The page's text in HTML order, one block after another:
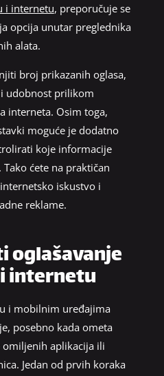
i internetu, preporučuje se
opcija unutar preglednika
alata.
broj prikazanih oglasa,
udobnost prilikom
interneta. Osim toga,
moguće je dodatno
koje informacije
ćete na praktičan
iskustvo i
reklame.
oglašavanje
internetu
i mobilnim uređajima
posebno kada ometa
aplikacija ili
Jedan od prvih koraka